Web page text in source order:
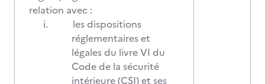
relation avec :
i.
les dispositions
réglementaires et
légales du livre VI du
Code de la sécurité
intérieure (CSI) et ses